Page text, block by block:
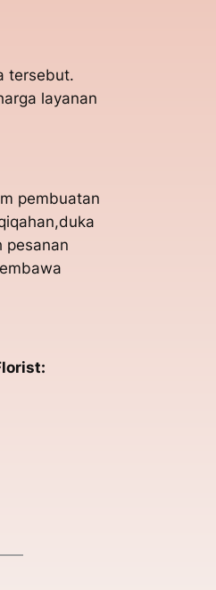
tersebut.
layanan
pembuatan
pesanan